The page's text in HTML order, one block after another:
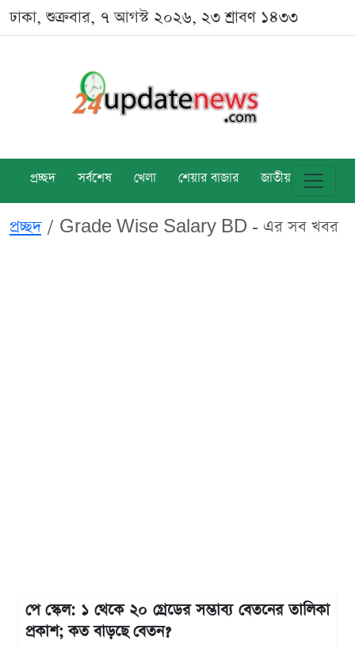
ঢাকা, শুক্রবার, ৭ আগস্ট ২০২৬, ২৩ শ্রাবণ ১৪৩৩
প্রচ্ছদ সর্বশেষ খেলা শেয়ার বাজার জাতীয় বিশ্ব
প্রচ্ছদ Grade Wise Salary BD - এর সব খবর
পে স্কেল: ১ থেকে ২০ গ্রেডের সম্ভাব্য বেতনের তালিকা
প্রকাশ; কত বাড়ছে বেতন?